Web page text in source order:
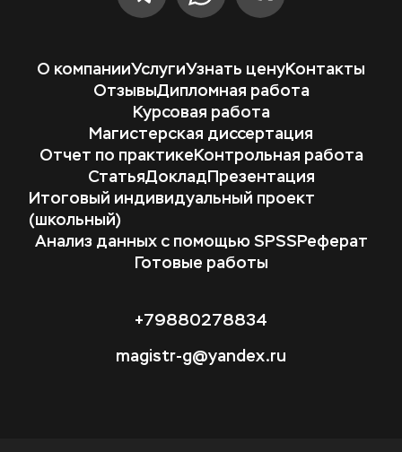
О компанииУслугиУзнать ценуКонтакты
ОтзывыДипломная работа
Курсовая работа
Магистерская диссертация
Отчет по практикеКонтрольная работа
СтатьяДокладПрезентация
Итоговый индивидуальный проект
(школьный)
Анализ данных с помощью SPSSРеферат
Готовые работы
+79880278834
magistr-g@yandex.ru